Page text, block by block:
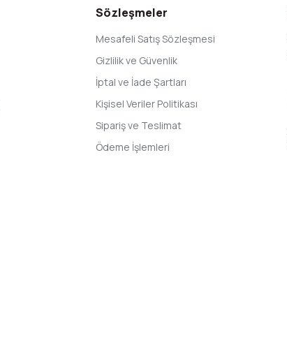
Sözleşmeler
Mesafeli Satış Sözleşmesi
Gizlilik ve Güvenlik
İptal ve İade Şartları
Kişisel Veriler Politikası
Sipariş ve Teslimat
Ödeme İşlemleri